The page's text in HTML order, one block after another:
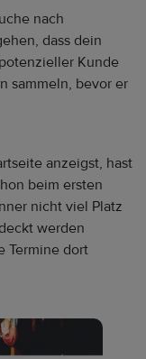
nach
dass dein
Kunde
sammeln, bevor er
anzeigst, hast
beim ersten
nicht viel Platz
werden
Termine dort